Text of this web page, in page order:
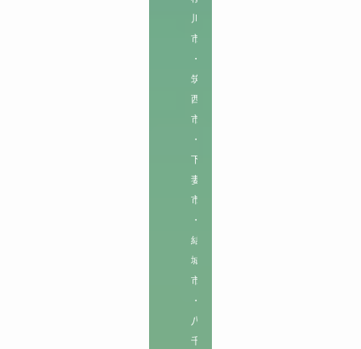
川
市
・
筑
西
市
・
下
妻
市
・
結
城
市
・
八
千